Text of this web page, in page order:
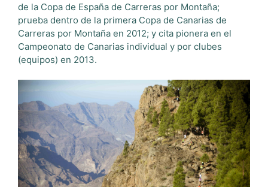
de la Copa de España de Carreras por Montaña;
prueba dentro de la primera Copa de Canarias de
Carreras por Montaña en 2012; y cita pionera en el
Campeonato de Canarias individual y por clubes
(equipos) en 2013.